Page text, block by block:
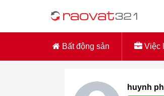
Bất động sản Việc
huynh